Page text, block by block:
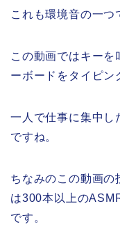
これも環境音の一つ
この動画ではキーを
ーボードをタイピン
一人で仕事に集中し
ですね。
ちなみのこの動画の
は300本以上の
です。